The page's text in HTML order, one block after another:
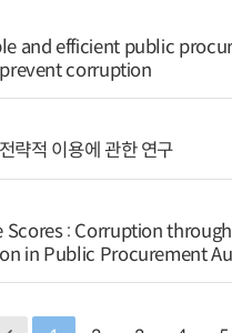
and efficient public
corruption
략적 이용에 관한 연구
Scores : Corruption
in Public Procurement